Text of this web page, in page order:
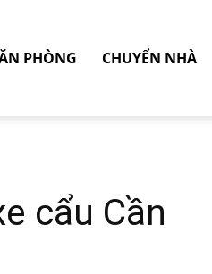
PHÒNG CHUYỂN NHÀ
cẩu Cần